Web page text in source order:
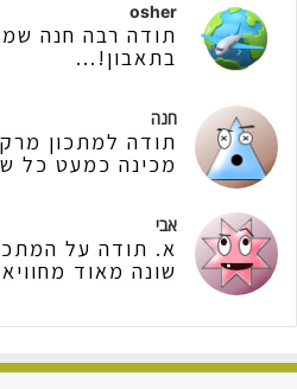
osher
תודה רבה חנה
בתאבון!...
חנה
תודה למתכון
מכינה כמעט כל
אבי
א. תודה על
שונה מאוד